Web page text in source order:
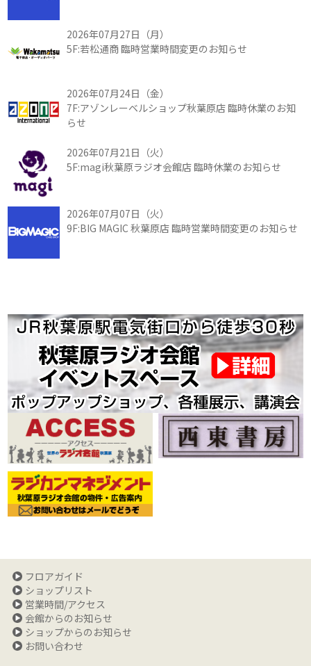
2026年07月27日（月）
5F:若松通商 臨時営業時間変更のお知らせ
2026年07月24日（金）
7F:アゾンレーベルショップ秋葉原店 臨時休業のお知
らせ
2026年07月21日（火）
5F:magi秋葉原ラジオ会館店 臨時休業のお知らせ
2026年07月07日（火）
9F:BIG MAGIC 秋葉原店 臨時営業時間変更のお知らせ
フロアガイド
ショップリスト
営業時間/アクセス
会館からのお知らせ
ショップからのお知らせ
お問い合わせ